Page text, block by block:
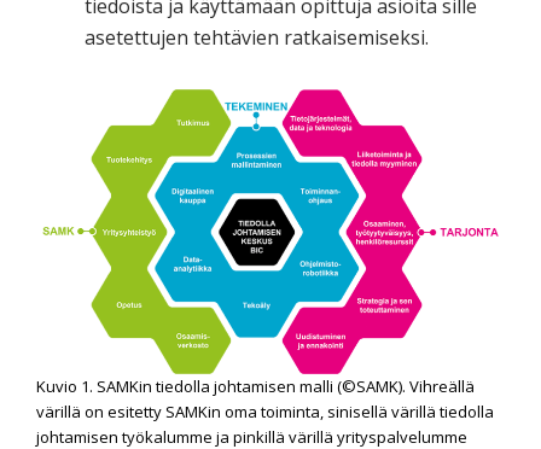
tiedoista ja käyttämään opittuja asioita sille
asetettujen tehtävien ratkaisemiseksi.
Kuvio 1. SAMKin tiedolla johtamisen malli (©SAMK). Vihreällä
värillä on esitetty SAMKin oma toiminta, sinisellä värillä tiedolla
johtamisen työkalumme ja pinkillä värillä yrityspalvelumme